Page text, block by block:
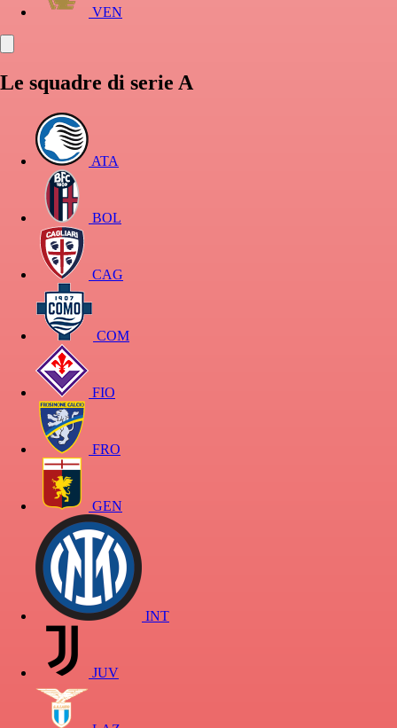
VEN
Le squadre di serie A
ATA
BOL
CAG
COM
FIO
FRO
GEN
INT
JUV